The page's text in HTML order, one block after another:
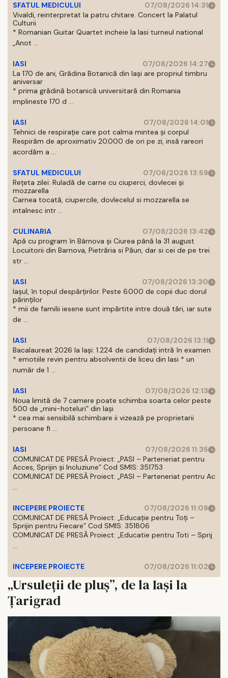
SFATUL MEDICULUI
07/08/2026 14:31
Vivaldi, reinterpretat la patru chitare. Concert la Palatul
Culturii
* Romanian Guitar Quartet incheie la Iasi turneul national
„Anot ...
IASI
07/08/2026 14:27
La 170 de ani, Grădina Botanică din Iași are propriul timbru
aniversar
* prima grădină botanică universitară din Romania
implineste 170 d ...
IASI
07/08/2026 14:01
Tehnici de respirație care pot calma mintea și corpul
Respirăm de aproximativ 20.000 de ori pe zi, insă rareori
acordăm a ...
SFATUL MEDICULUI
07/08/2026 13:59
Rețeta zilei: Ruladă de carne cu ciuperci, dovlecei și
mozzarella
Carnea tocată, ciupercile, dovlecelul si mozzarella se
intalnesc intr ...
CULINARIA
07/08/2026 13:42
Apă cu program în Bârnova și Ciurea până la 31 august
Locuitorii din Barnova, Pietrăria si Păun, dar si cei de pe trei
str ...
IASI
07/08/2026 13:30
Iașul, în topul despărțirilor. Peste 6.000 de copii duc dorul
părinților
* mii de familii iesene sunt impărtite intre două tări, iar sute
de ...
IASI
07/08/2026 13:11
Bacalaureat 2026 la Iași: 1.224 de candidați intră în examen
* emotiile revin pentru absolventii de liceu din Iasi * un
număr de 1 ...
IASI
07/08/2026 12:13
Noua limită de 7 camere poate schimba soarta celor peste
500 de „mini-hoteluri” din Iași
* cea mai sensibilă schimbare ii vizează pe proprietarii
persoane fi ...
IASI
07/08/2026 11:35
COMUNICAT DE PRESĂ Proiect: „PASI – Parteneriat pentru
Acces, Sprijin și Incluziune” Cod SMIS: 351753
COMUNICAT DE PRESĂ Proiect: „PASI – Parteneriat pentru Ac
...
INCEPERE PROIECTE
07/08/2026 11:09
COMUNICAT DE PRESĂ Proiect: „Educație pentru Toți –
Sprijin pentru Fiecare” Cod SMIS: 351806
COMUNICAT DE PRESĂ Proiect: „Educatie pentru Toti – Sprij
...
INCEPERE PROIECTE 07/08/2026 11:02
„Ursuleții de pluș”, de la Iaşi la
Ţarigrad